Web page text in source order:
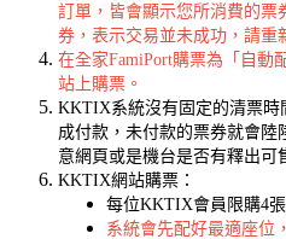
訂單，皆會顯示您所消費的票
券，表示交易並未成功，請重
在全家FamiPort購票為「自動
站上購票。
KKTIX系統沒有固定的清票時
成付款，未付款的票券就會陸
意網頁或是機台是否有釋出可
KKTIX網站購票：
每位KKTIX會員限購4張
系統會先配好最適座位